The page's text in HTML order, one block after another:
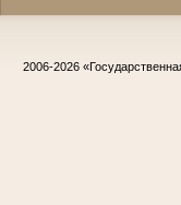
2006-2026